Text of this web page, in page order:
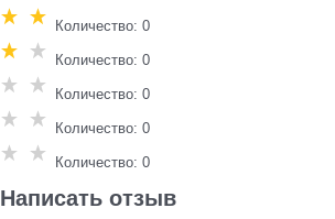
Количество: 0
Количество: 0
Количество: 0
Количество: 0
Количество: 0
Написать отзыв